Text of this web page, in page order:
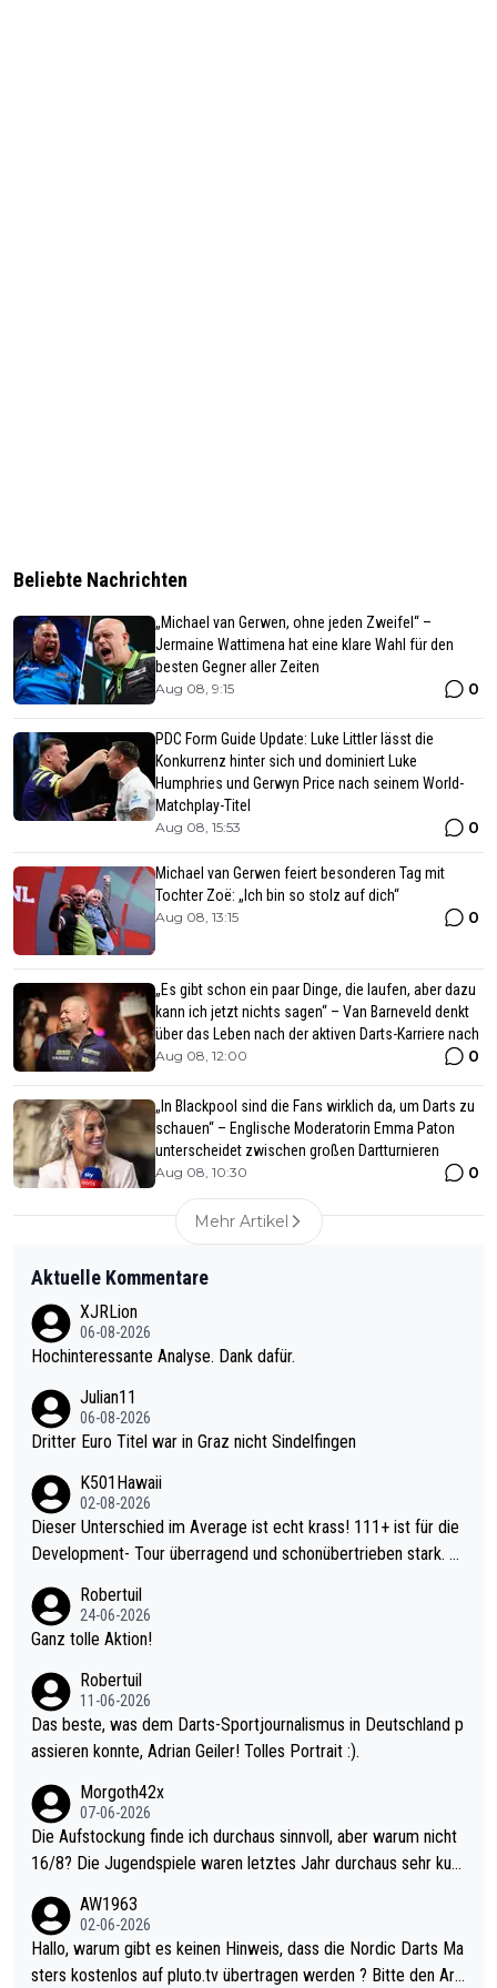
Beliebte Nachrichten
„Michael van Gerwen, ohne jeden Zweifel“ –
Jermaine Wattimena hat eine klare Wahl für den
besten Gegner aller Zeiten
Aug 08, 9:15 0
PDC Form Guide Update: Luke Littler lässt die
Konkurrenz hinter sich und dominiert Luke
Humphries und Gerwyn Price nach seinem World-
Matchplay-Titel
Aug 08, 15:53 0
Michael van Gerwen feiert besonderen Tag mit
Tochter Zoë: „Ich bin so stolz auf dich“
Aug 08, 13:15 0
„Es gibt schon ein paar Dinge, die laufen, aber dazu
kann ich jetzt nichts sagen“ – Van Barneveld denkt
über das Leben nach der aktiven Darts-Karriere nach
Aug 08, 12:00 0
„In Blackpool sind die Fans wirklich da, um Darts zu
schauen“ – Englische Moderatorin Emma Paton
unterscheidet zwischen großen Dartturnieren
Aug 08, 10:30 0
Mehr Artikel
Aktuelle Kommentare
XJRLion
06-08-2026
Hochinteressante Analyse. Dank dafür.
Julian11
06-08-2026
Dritter Euro Titel war in Graz nicht Sindelfingen
K501Hawaii
02-08-2026
Dieser Unterschied im Average ist echt krass! 111+ ist für die
Development- Tour überragend und schonübertrieben stark. U
mal 40+ erst recht. Da gewinnst keinen Blumentopf - ist ja noc
h krasser wie ein Pokalspiel eines Kreisligisten vs einem Bund
Robertuil
24-06-2026
Ganz tolle Aktion!
Robertuil
11-06-2026
Das beste, was dem Darts-Sportjournalismus in Deutschland p
assieren konnte, Adrian Geiler! Tolles Portrait :).
Morgoth42x
07-06-2026
Die Aufstockung finde ich durchaus sinnvoll, aber warum nicht
16/8? Die Jugendspiele waren letztes Jahr durchaus sehr kurz
Allerdings ist Mitchell Lawrie als Nummer 1 der Welt eh qualifi
ziert. Somit ändert die automatische Qualifikation des Weltmei
sters erstmal nichts. Ich denke sie wollen damit für nächstes J
AW1963
02-06-2026
Hallo, warum gibt es keinen Hinweis, dass die Nordic Darts Ma
sters kostenlos auf pluto.tv übertragen werden ? Bitte den Arti